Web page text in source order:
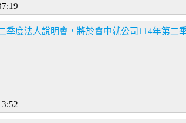
季度法人說明會，將於會中就公司114年第二